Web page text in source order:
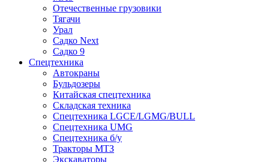
Отечественные грузовики
Тягачи
Урал
Садко Next
Садко 9
Спецтехника
Автокраны
Бульдозеры
Китайская спецтехника
Складская техника
Спецтехника LGCE/LGMG/BULL
Спецтехника UMG
Спецтехника б/у
Тракторы МТЗ
Экскаваторы